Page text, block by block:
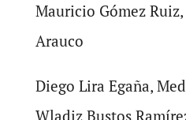
Mauricio Gómez
Arauco
Diego Lira Egaña,
Wladiz Bustos